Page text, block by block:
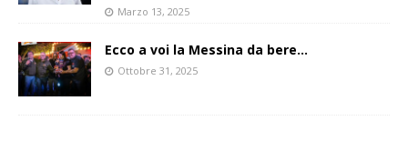
Marzo 13, 2025
Ecco a voi la Messina da bere…
Ottobre 31, 2025